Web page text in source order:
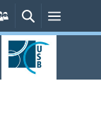
Persönliche
Services
Suche